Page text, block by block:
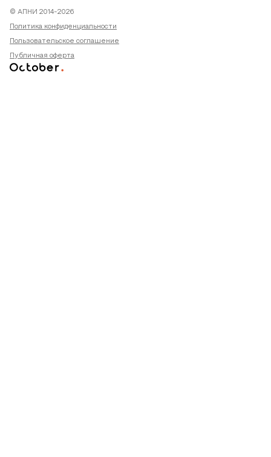
© АПНИ 2014-2026
Политика конфиденциальности
Пользовательское соглашение
Публичная оферта